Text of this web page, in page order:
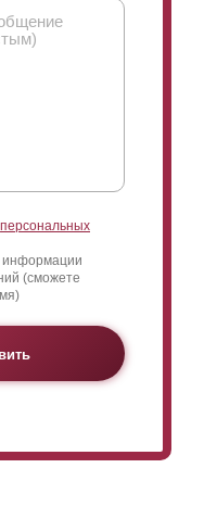
персональных
информации
(сможете